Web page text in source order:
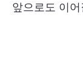
앞으로도 이